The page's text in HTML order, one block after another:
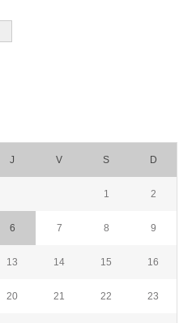
J V S D
1 2
6 7 8 9
13 14 15 16
20 21 22 23